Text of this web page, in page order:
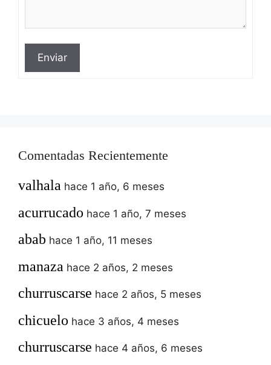
Enviar
Comentadas Recientemente
valhala hace 1 año, 6 meses
acurrucado hace 1 año, 7 meses
abab hace 1 año, 11 meses
manaza hace 2 años, 2 meses
churruscarse hace 2 años, 5 meses
chicuelo hace 3 años, 4 meses
churruscarse hace 4 años, 6 meses